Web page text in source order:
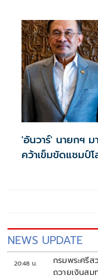
'อันวาร์' นายกฯ ม
คว้าเข็มขัดแชมป์
NEWS UPDATE
20:48 น.
กรมพระศรี
ถวายเงินส